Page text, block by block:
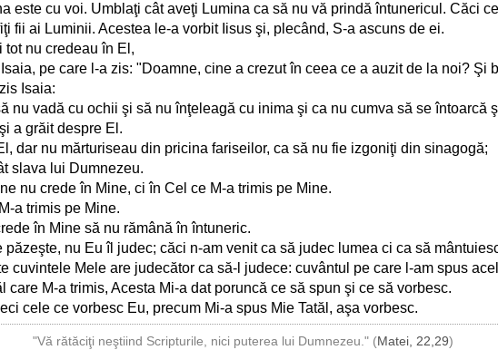
este cu voi. Umblaţi cât aveţi Lumina ca să nu vă prindă întunericul. Căci
fii ai Luminii. Acestea le-a vorbit Iisus şi, plecând, S-a ascuns de ei.
tot nu credeau în El,
pe care l-a zis: "Doamne, cine a crezut în ceea ce a auzit de la noi? Şi
Isaia:
nu vadă cu ochii şi să nu înţeleagă cu inima şi ca nu cumva să se întoarcă
a grăit despre El.
dar nu mărturiseau din pricina fariseilor, ca să nu fie izgoniţi din sinagogă;
slava lui Dumnezeu.
nu crede în Mine, ci în Cel ce M-a trimis pe Mine.
a trimis pe Mine.
în Mine să nu rămână în întuneric.
nu Eu îl judec; căci n-am venit ca să judec lumea ci ca să
cuvintele Mele are judecător ca să-l judece: cuvântul pe care l-am spus
care M-a trimis, Acesta Mi-a dat poruncă ce să spun şi ce să vorbesc.
cele ce vorbesc Eu, precum Mi-a spus Mie Tatăl, aşa vorbesc.
"Vă rătăciţi neştiind Scripturile, nici puterea lui Dumnezeu." (Matei, 22,29)